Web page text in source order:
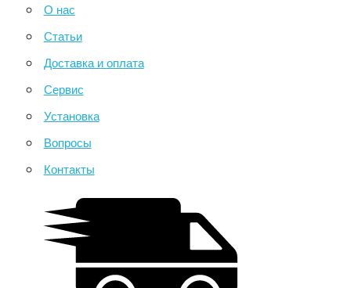
О нас
Статьи
Доставка и оплата
Сервис
Установка
Вопросы
Контакты